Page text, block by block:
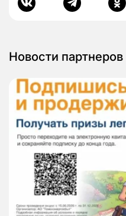
Новости партнеров